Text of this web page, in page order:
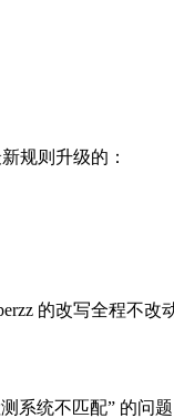
规则升级的：
的改写全程不
系统不匹配” 的问